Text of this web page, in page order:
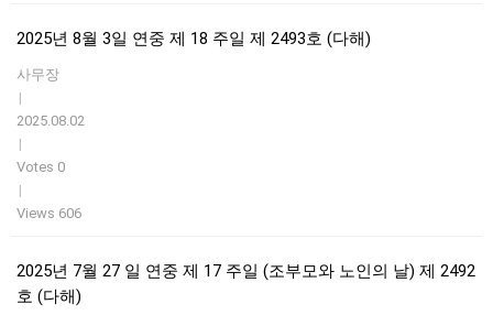
2025년 8월 3일 연중 제 18 주일 제 2493호 (다해)
사무장
|
2025.08.02
|
Votes 0
|
Views 606
2025년 7월 27 일 연중 제 17 주일 (조부모와 노인의 날) 제 2492
호 (다해)